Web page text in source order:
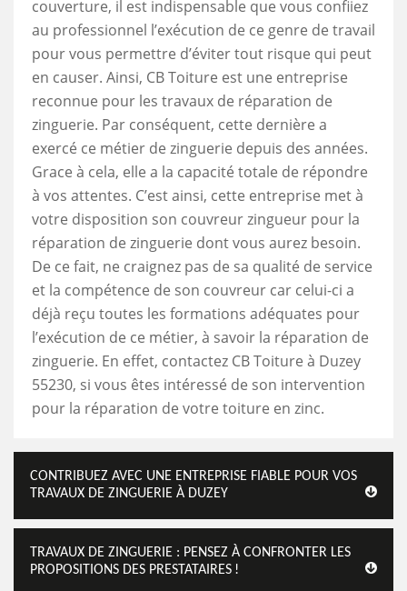
couverture, il est indispensable que vous confiiez
au professionnel l’exécution de ce genre de travail
pour vous permettre d’éviter tout risque qui peut
en causer. Ainsi, CB Toiture est une entreprise
reconnue pour les travaux de réparation de
zinguerie. Par conséquent, cette dernière a
exercé ce métier de zinguerie depuis des années.
Grace à cela, elle a la capacité totale de répondre
à vos attentes. C’est ainsi, cette entreprise met à
votre disposition son couvreur zingueur pour la
réparation de zinguerie dont vous aurez besoin.
De ce fait, ne craignez pas de sa qualité de service
et la compétence de son couvreur car celui-ci a
déjà reçu toutes les formations adéquates pour
l’exécution de ce métier, à savoir la réparation de
zinguerie. En effet, contactez CB Toiture à Duzey
55230, si vous êtes intéressé de son intervention
pour la réparation de votre toiture en zinc.
CONTRIBUEZ AVEC UNE ENTREPRISE FIABLE POUR VOS
TRAVAUX DE ZINGUERIE À DUZEY
TRAVAUX DE ZINGUERIE : PENSEZ À CONFRONTER LES
PROPOSITIONS DES PRESTATAIRES !